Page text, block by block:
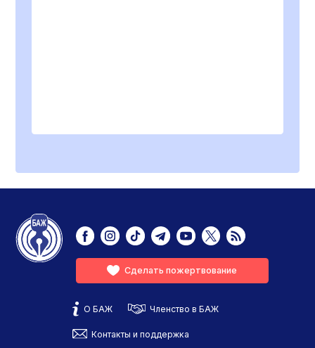
Сделать пожертвование
О БАЖ Членство в БАЖ
Контакты и поддержка